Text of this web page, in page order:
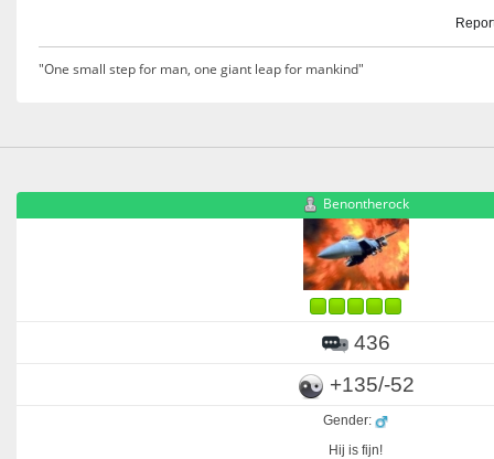
"One small step for man, one giant leap for mankind"
Benontherock
436
+135/-52
Gender:
Hij is fijn!